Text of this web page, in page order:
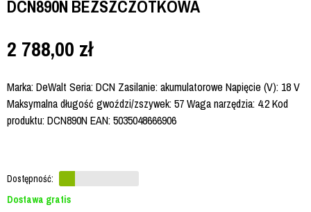
DCN890N BEZSZCZOTKOWA
2 788,00 zł
Marka: DeWalt Seria: DCN Zasilanie: akumulatorowe Napięcie (V): 18 V
Maksymalna długość gwoździ/zszywek: 57 Waga narzędzia: 4.2 Kod
produktu: DCN890N EAN: 5035048666906
Dostępność:
Dostawa gratis